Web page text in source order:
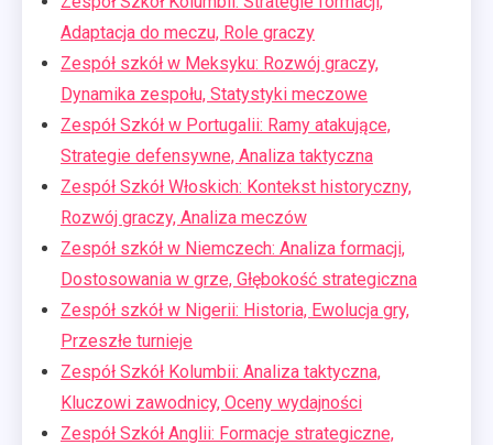
Adaptacja do meczu, Role graczy
Zespół szkół w Meksyku: Rozwój graczy,
Dynamika zespołu, Statystyki meczowe
Zespół Szkół w Portugalii: Ramy atakujące,
Strategie defensywne, Analiza taktyczna
Zespół Szkół Włoskich: Kontekst historyczny,
Rozwój graczy, Analiza meczów
Zespół szkół w Niemczech: Analiza formacji,
Dostosowania w grze, Głębokość strategiczna
Zespół szkół w Nigerii: Historia, Ewolucja gry,
Przeszłe turnieje
Zespół Szkół Kolumbii: Analiza taktyczna,
Kluczowi zawodnicy, Oceny wydajności
Zespół Szkół Anglii: Formacje strategiczne,